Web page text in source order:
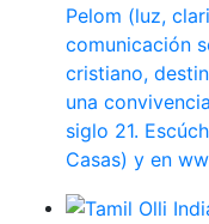
Pelom (luz,
comunicación
cristiano,
una
siglo 21.
Casas) y en